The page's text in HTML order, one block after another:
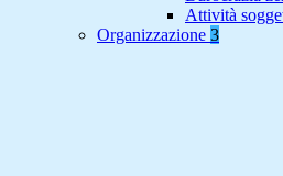
Attività
Organizzazione 3